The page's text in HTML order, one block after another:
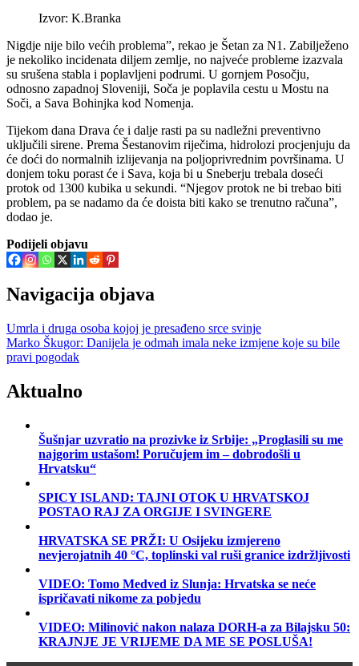
Izvor: K.Branka
Nigdje nije bilo većih problema”, rekao je Šetan za N1. Zabilježeno
je nekoliko incidenata diljem zemlje, no najveće probleme izazvala
su srušena stabla i poplavljeni podrumi. U gornjem Posočju,
odnosno zapadnoj Sloveniji, Soča je poplavila cestu u Mostu na
Soči, a Sava Bohinjka kod Nomenja.
Tijekom dana Drava će i dalje rasti pa su nadležni preventivno
uključili sirene. Prema Šestanovim riječima, hidrolozi procjenjuju da
će doći do normalnih izlijevanja na poljoprivrednim površinama. U
donjem toku porast će i Sava, koja bi u Sneberju trebala doseći
protok od 1300 kubika u sekundi. “Njegov protok ne bi trebao biti
problem, pa se nadamo da će doista biti kako se trenutno računa”,
dodao je.
Podijeli objavu
Navigacija objava
Umrla i druga osoba kojoj je presađeno srce svinje
Marko Škugor: Danijela je odmah imala neke izmjene koje su bile
pravi pogodak
Aktualno
Šušnjar uzvratio na prozivke iz Srbije: „Proglasili su me
najgorim ustašom! Poručujem im – dobrodošli u
Hrvatsku“
SPICY ISLAND: TAJNI OTOK U HRVATSKOJ
POSTAO RAJ ZA ORGIJE I SVINGERE
HRVATSKA SE PRŽI: U Osijeku izmjereno
nevjerojatnih 40 °C, toplinski val ruši granice izdržljivosti
VIDEO: Tomo Medved iz Slunja: Hrvatska se neće
ispričavati nikome za pobjedu
VIDEO: Milinović nakon nalaza DORH-a za Bilajsku 50:
KRAJNJE JE VRIJEME DA ME SE POSLUŠA!